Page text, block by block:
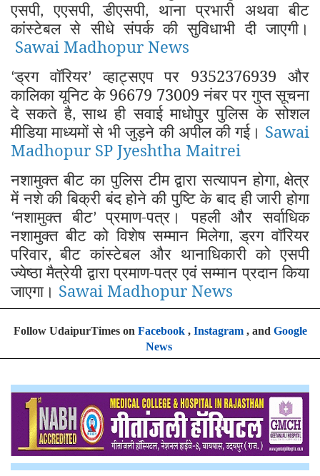
एसपी,एएसपी,डीएसपी, थाना प्रभारी अथवा बीट
कांस्टेबल से सीधे संपर्क की सुविधाभी दी जाएगी।
Sawai Madhopur News
‘ड्रग वॉरियर’
व्हाट्सएप पर 9352376939 और
कालिका यूनिट के 96679 73009 नंबर पर गुप्त सूचना
दे सकते है,साथ ही सवाई माधोपुर पुलिस के सोशल
मीडिया माध्यमों से भी जुड़ने की अपील की गई। Sawai
Madhopur SP Jyeshtha Maitrei
नशामुक्त बीट का पुलिस टीम द्वारा सत्यापन होगा, क्षेत्र
में नशे की बिक्री बंद होने की पुष्टि के बाद ही जारी होगा
‘नशामुक्त बीट’प्रमाण-पत्र। पहली और सर्वाधिक
नशामुक्त बीट को विशेष सम्मान मिलेगा,ड्रग वॉरियर
परिवार,बीट कांस्टेबल और थानाधिकारी को एसपी
ज्येष्ठा मैत्रेयी द्वारा प्रमाण-पत्र एवं सम्मान प्रदान किया
जाएगा। Sawai Madhopur News
Follow UdaipurTimes on Facebook, Instagram, and Google
News